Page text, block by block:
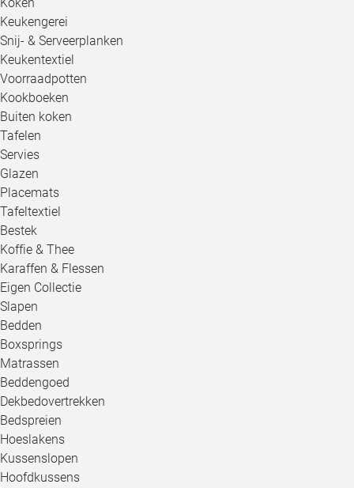
Keukengerei
Snij- & Serveerplanken
Keukentextiel
Voorraadpotten
Kookboeken
Buiten koken
Tafelen
Servies
Glazen
Placemats
Tafeltextiel
Bestek
Koffie & Thee
Karaffen & Flessen
Eigen Collectie
Slapen
Bedden
Boxsprings
Matrassen
Beddengoed
Dekbedovertrekken
Bedspreien
Hoeslakens
Kussenslopen
Hoofdkussens